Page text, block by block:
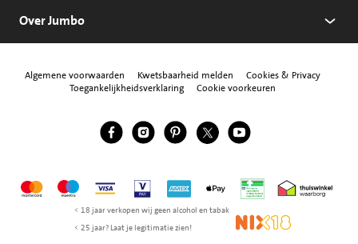
Over Jumbo
Algemene voorwaarden Kwetsbaarheid melden
Cookies & Privacy
Toegankelijkheidsverklaring
Cookie voorkeuren
Volg ons
Jumbo Facebook
Jumbo Instagram
Jumbo Pinterest
Jumbo Twitter
Jumbo YouTube
MastercardMaestroVisa Vpay American Express
Apple Pay Thuiswinkel
< 18 jaar verkopen wij geen alcohol en tabak
< 25 jaar? Laat je legitimatie zien!
NIX18